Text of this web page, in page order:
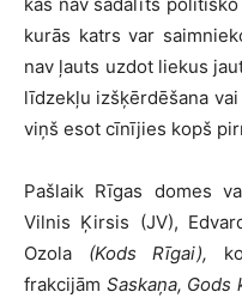
kurās katrs var
nav ļauts uzdot liekus
līdzekļu izšķērdēšana
viņš esot cīnījies kopš
Pašlaik Rīgas domes
Vilnis Ķirsis (JV),
Ozola (Kods Rīgai),
frakcijām Saskaņa, Gods